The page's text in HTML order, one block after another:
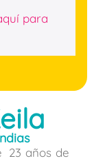
para
23 años de